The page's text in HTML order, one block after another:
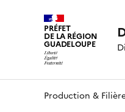
PRÉFET
DE LA RÉGION
GUADELOUPE
Production &